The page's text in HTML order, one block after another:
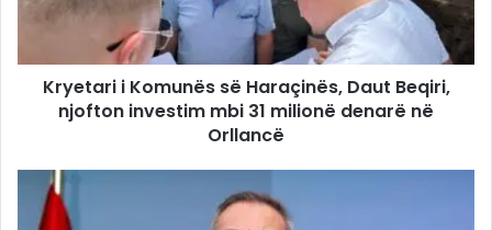
Kryetari i Komunës së Haraçinës, Daut Beqiri,
njofton investim mbi 31 milionë denarë në
Orllancë